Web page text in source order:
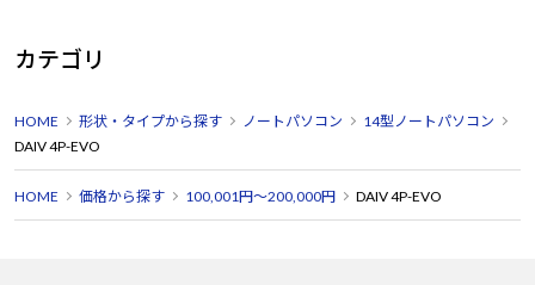
カテゴリ
HOME 形状・タイプから探す ノートパソコン
14型ノートパソコン
DAIV 4P-EVO
HOME 価格から探す 100,001円～200,000円 DAIV 4P-EVO